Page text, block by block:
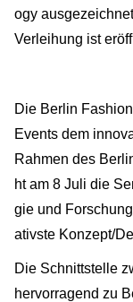
ogy
Verleihung ist
Die Berlin
Events dem
Rahmen des
ht am 8 Juli die
gie und
ativste Konzept/
Die Schnittstelle
hervorragend zu